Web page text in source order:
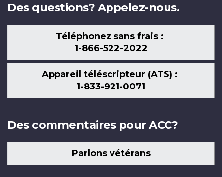
Des questions? Appelez-nous.
Téléphonez sans frais :
1-866-522-2022
Appareil téléscripteur (ATS) :
1-833-921-0071
Des commentaires pour ACC?
Parlons vétérans